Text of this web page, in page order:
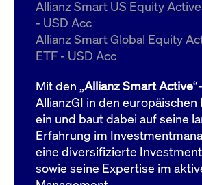
Allianz Smart US Equity
- USD Acc
Allianz Smart Global Equity
ETF - USD Acc
Mit den „Allianz Smart Active
AllianzGI in den europäischen
ein und baut dabei auf seine
Erfahrung im
eine diversifizierte
sowie seine Expertise im
ApplicationGatewayAffinityCORS
boerse.com